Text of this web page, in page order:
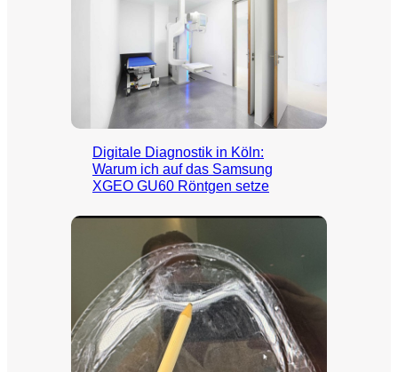
Digitale Diagnostik in Köln:
Warum ich auf das Samsung
XGEO GU60 Röntgen setze